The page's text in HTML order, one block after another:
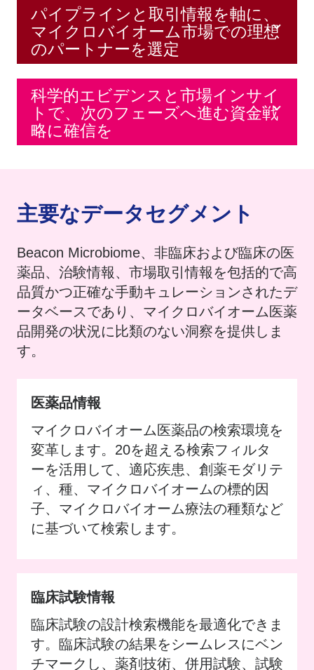
パイプラインと取引情報を軸に、
マイクロバイオーム市場での理想
のパートナーを選定
科学的エビデンスと市場インサイ
トで、次のフェーズへ進む資金戦
略に確信を
主要なデータセグメント
Beacon Microbiome、非臨床および臨床の医
薬品、治験情報、市場取引情報を包括的で高
品質かつ正確な手動キュレーションされたデ
ータベースであり、マイクロバイオーム医薬
品開発の状況に比類のない洞察を提供しま
す。
医薬品情報
マイクロバイオーム医薬品の検索環境を
変革します。20を超える検索フィルタ
ーを活用して、適応疾患、創薬モダリテ
ィ、種、マイクロバイオームの標的因
子、マイクロバイオーム療法の種類など
に基づいて検索します。
臨床試験情報
臨床試験の設計検索機能を最適化できま
す。臨床試験の結果をシームレスにベン
チマークし、薬剤技術、併用試験、試験